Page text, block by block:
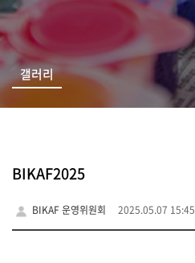
갤러리
BIKAF2025
BIKAF 운영위원회 2025.05.07 15:45